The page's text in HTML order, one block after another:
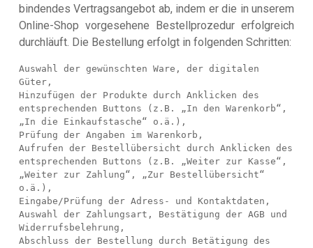
bindendes Vertragsangebot ab, indem er die in unserem
Online-Shop vorgesehene Bestellprozedur erfolgreich
durchläuft. Die Bestellung erfolgt in folgenden Schritten:
Auswahl der gewünschten Ware, der digitalen
Güter,
Hinzufügen der Produkte durch Anklicken des
entsprechenden Buttons (z.B. „In den Warenkorb“,
„In die Einkaufstasche“ o.ä.),
Prüfung der Angaben im Warenkorb,
Aufrufen der Bestellübersicht durch Anklicken des
entsprechenden Buttons (z.B. „Weiter zur Kasse“,
„Weiter zur Zahlung“, „Zur Bestellübersicht“
o.ä.),
Eingabe/Prüfung der Adress- und Kontaktdaten,
Auswahl der Zahlungsart, Bestätigung der AGB und
Widerrufsbelehrung,
Abschluss der Bestellung durch Betätigung des